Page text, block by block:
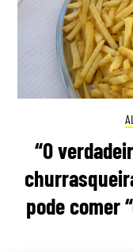
“O
pode comer